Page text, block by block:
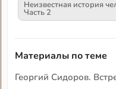
Неизвестная история
Часть 2
Материалы по теме
Георгий Сидоров.